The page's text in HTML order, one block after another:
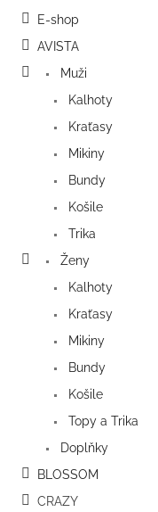
E-shop
AVISTA
Muži
Kalhoty
Kraťasy
Mikiny
Bundy
Košile
Trika
Ženy
Kalhoty
Kraťasy
Mikiny
Bundy
Košile
Topy a Trika
Doplňky
BLOSSOM
CRAZY